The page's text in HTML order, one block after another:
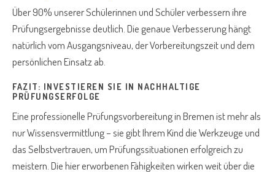
Über 90% unserer Schülerinnen und Schüler verbessern ihre
Prüfungsergebnisse deutlich. Die genaue Verbesserung hängt
natürlich vom Ausgangsniveau, der Vorbereitungszeit und dem
persönlichen Einsatz ab.
FAZIT: INVESTIEREN SIE IN NACHHALTIGE
PRÜFUNGSERFOLGE
Eine professionelle Prüfungsvorbereitung in Bremen ist mehr als
nur Wissensvermittlung – sie gibt Ihrem Kind die Werkzeuge und
das Selbstvertrauen, um Prüfungssituationen erfolgreich zu
meistern. Die hier erworbenen Fähigkeiten wirken weit über die